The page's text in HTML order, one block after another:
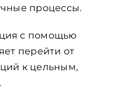
процессы.
с помощью
перейти от
к цельным,